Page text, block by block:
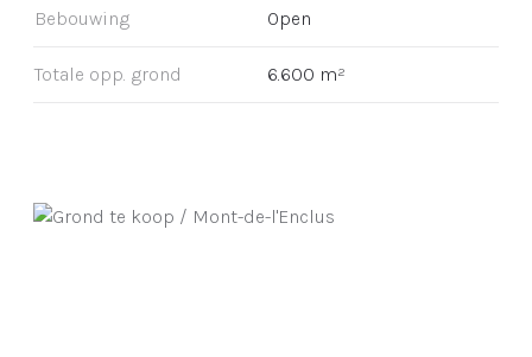
Bebouwing Open
Totale opp. grond 6.600 m²